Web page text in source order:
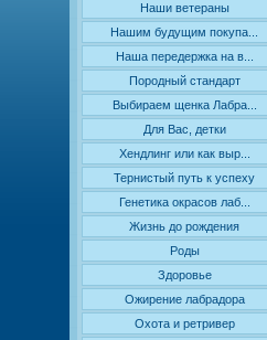
Наши ветераны
Нашим будущим покупа...
Наша передержка на в...
Породный стандарт
Выбираем щенка Лабра...
Для Вас, детки
Хендлинг или как выр...
Тернистый путь к успеху
Генетика окрасов лаб...
Жизнь до рождения
Роды
Здоровье
Ожирение лабрадора
Охота и ретривер